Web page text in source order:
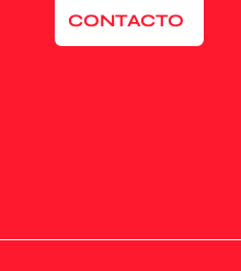
CONTACTO